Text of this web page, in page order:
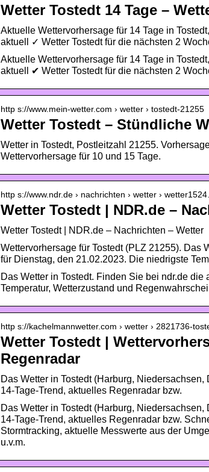
Wetter Tostedt 14 Tage –
Aktuelle Wettervorhersage für 14 Tage in
aktuell ✓ Wetter Tostedt für die nächsten 2
Aktuelle Wettervorhersage für 14 Tage in
aktuell ✔ Wetter Tostedt für die nächsten 2
http s://www.mein-wetter.com › wetter › tostedt-21255
Wetter Tostedt – Stündliche
Wetter in Tostedt, Postleitzahl 21255.
Wettervorhersage für 10 und 15 Tage.
http s://www.ndr.de › nachrichten › wetter ›
Wetter Tostedt | NDR.de –
Wetter Tostedt | NDR.de – Nachrichten – Wetter
Wettervorhersage für Tostedt (PLZ 21255). Das
für Dienstag, den 21.02.2023. Die niedrigste
Das Wetter in Tostedt. Finden Sie bei ndr.de
Temperatur, Wetterzustand und
http s://kachelmannwetter.com › wetter › 2821736-
Wetter Tostedt |
Regenradar
Das Wetter in Tostedt (Harburg,
14-Tage-Trend, aktuelles Regenradar bzw.
Das Wetter in Tostedt (Harburg,
14-Tage-Trend, aktuelles Regenradar bzw.
Stormtracking, aktuelle Messwerte aus der
u.v.m.